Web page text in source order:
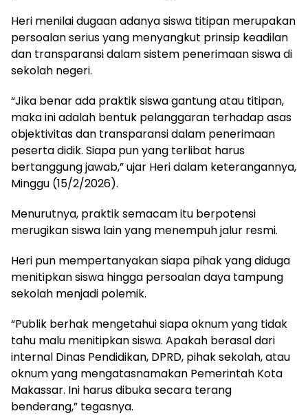
Heri menilai dugaan adanya siswa titipan merupakan
persoalan serius yang menyangkut prinsip keadilan
dan transparansi dalam sistem penerimaan siswa di
sekolah negeri.
“Jika benar ada praktik siswa gantung atau titipan,
maka ini adalah bentuk pelanggaran terhadap asas
objektivitas dan transparansi dalam penerimaan
peserta didik. Siapa pun yang terlibat harus
bertanggung jawab,” ujar Heri dalam keterangannya,
Minggu (15/2/2026).
Menurutnya, praktik semacam itu berpotensi
merugikan siswa lain yang menempuh jalur resmi.
Heri pun mempertanyakan siapa pihak yang diduga
menitipkan siswa hingga persoalan daya tampung
sekolah menjadi polemik.
“Publik berhak mengetahui siapa oknum yang tidak
tahu malu menitipkan siswa. Apakah berasal dari
internal Dinas Pendidikan, DPRD, pihak sekolah, atau
oknum yang mengatasnamakan Pemerintah Kota
Makassar. Ini harus dibuka secara terang
benderang,” tegasnya.